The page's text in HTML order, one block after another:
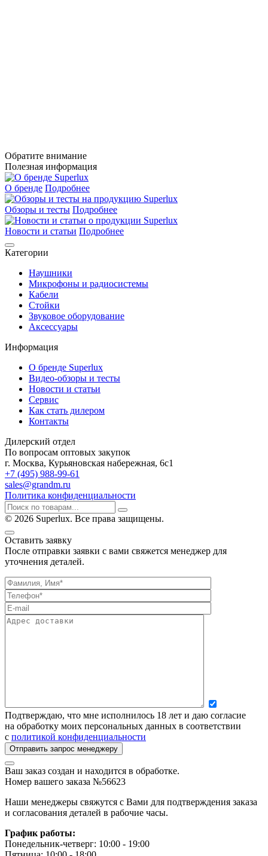
Обратите внимание
Полезная информация
О бренде Подробнее
Обзоры и тесты Подробнее
Новости и статьи Подробнее
Категории
Наушники
Микрофоны и радиосистемы
Кабели
Стойки
Звуковое оборудование
Аксессуары
Информация
О бренде Superlux
Видео-обзоры и тесты
Новости и статьи
Сервис
Как стать дилером
Контакты
Дилерский отдел
По вопросам оптовых закупок
г. Москва, Курьяновская набережная, 6с1
+7 (495) 988-99-61
sales@grandm.ru
Политика конфиденциальности
© 2026 Superlux. Все права защищены.
Оставить заявку
После отправки заявки с вами свяжется менеджер для
уточнения деталей.
Подтверждаю, что мне исполнилось 18 лет и даю согласие
на обработку моих персональных данных в соответствии
с политикой конфиденциальности
Ваш заказ создан и находится в обработке.
Номер вашего заказа №56623
Наши менеджеры свяжутся с Вами для подтверждения заказа
и согласования деталей в рабочие часы.
График работы:
Понедельник-четверг: 10:00 - 19:00